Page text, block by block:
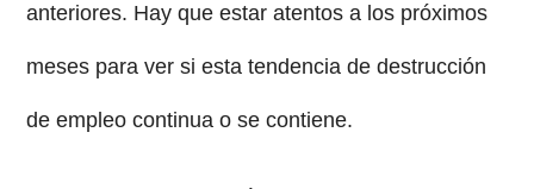
anteriores. Hay que estar atentos a los próximos
meses para ver si esta tendencia de destrucción
de empleo continua o se contiene.